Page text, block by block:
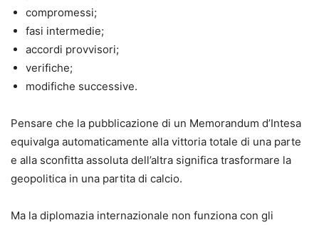
compromessi;
fasi intermedie;
accordi provvisori;
verifiche;
modifiche successive.
Pensare che la pubblicazione di un Memorandum d’Intesa
equivalga automaticamente alla vittoria totale di una parte
e alla sconfitta assoluta dell’altra significa trasformare la
geopolitica in una partita di calcio.
Ma la diplomazia internazionale non funziona con gli